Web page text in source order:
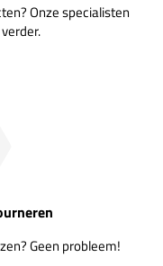
Onze specialisten
Geen probleem!